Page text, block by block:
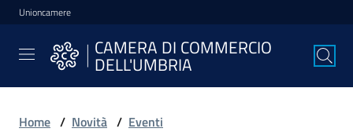
Vai al contenuto
Vai alla navigazione
Vai al footer
Unioncamere
CAMERA DI COMMERCIO
DELL'UMBRIA
CAMERA DI
COMMERCIO
DELL'UMBRIA
Home / Novità / Eventi